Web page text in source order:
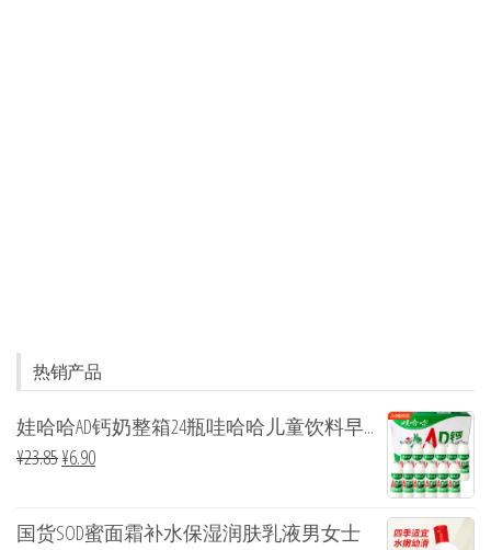
热销产品
娃哈哈AD钙奶整箱24瓶哇哈哈儿童饮料早...
¥23.85¥6.90
国货SOD蜜面霜补水保湿润肤乳液男女士